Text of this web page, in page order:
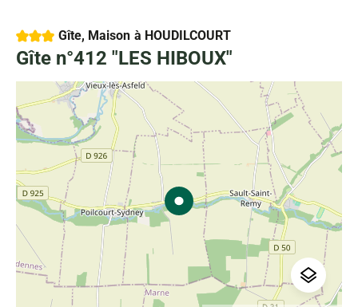
3 étoilesGîte, Maison à HOUDILCOURT
Gîte n°412 "LES HIBOUX"